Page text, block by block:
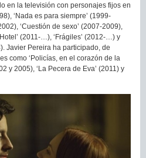
en la televisión con personajes fijos en
‘Nada es para siempre’ (1999-
‘Cuestión de sexo’ (2007-2009),
(2011-…), ‘Frágiles’ (2012-…) y
Javier Pereira ha participado, de
como ‘Policías, en el corazón de la
y 2005), ‘La Pecera de Eva’ (2011) y